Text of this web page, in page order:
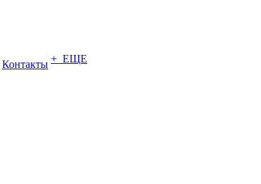
Контакты + ЕЩЕ